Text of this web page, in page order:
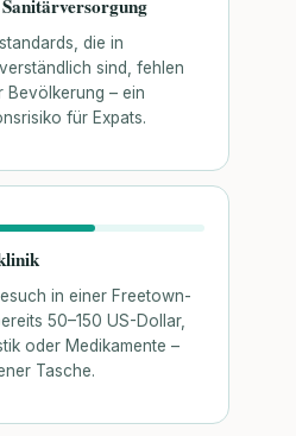
die in
sind, fehlen
Bevölkerung – ein
für Expats.
in einer Freetown-
50–150 US-Dollar,
oder Medikamente –
Tasche.